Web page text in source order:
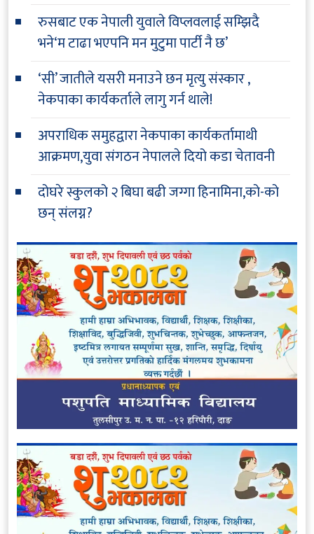
रुसबाट एक नेपाली युवाले विप्लवलाई सम्झिदै
भने‘म टाढा भएपनि मन मुटुमा पार्टी नै छ’
‘सी’ जातीले यसरी मनाउने छन मृत्यु संस्कार ,
नेकपाका कार्यकर्ताले लागु गर्न थाले!
अपराधिक समुहद्वारा नेकपाका कार्यकर्तामाथी
आक्रमण,युवा संगठन नेपालले दियो कडा चेतावनी
दोघरे स्कुलको २ बिघा बढी जग्गा हिनामिना,को-को
छन् संलग्न?